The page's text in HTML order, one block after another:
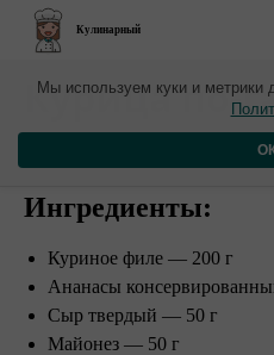
Кулинарный
​Курица по-
ананасами
Ингредиенты:
Куриное филе — 200 г
Ананасы
Сыр твердый — 50 г
Майонез — 50 г
Мы используем куки и метрики